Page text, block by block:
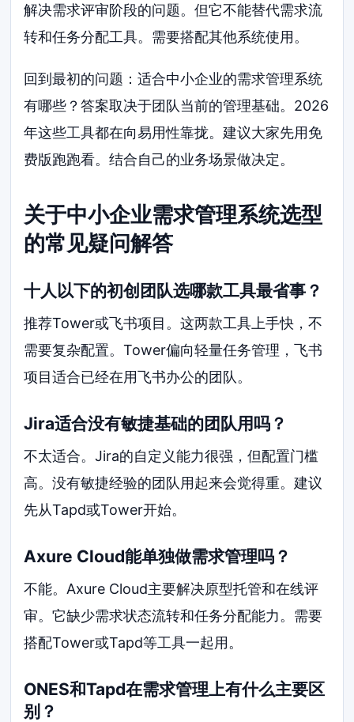
解决需求评审阶段的问题。但它不能替代需求流
转和任务分配工具。需要搭配其他系统使用。
回到最初的问题：适合中小企业的需求管理系统
有哪些？答案取决于团队当前的管理基础。2026
年这些工具都在向易用性靠拢。建议大家先用免
费版跑跑看。结合自己的业务场景做决定。
关于中小企业需求管理系统选型
的常见疑问解答
十人以下的初创团队选哪款工具最省事？
推荐Tower或飞书项目。这两款工具上手快，不
需要复杂配置。Tower偏向轻量任务管理，飞书
项目适合已经在用飞书办公的团队。
Jira适合没有敏捷基础的团队用吗？
不太适合。Jira的自定义能力很强，但配置门槛
高。没有敏捷经验的团队用起来会觉得重。建议
先从Tapd或Tower开始。
Axure Cloud能单独做需求管理吗？
不能。Axure Cloud主要解决原型托管和在线评
审。它缺少需求状态流转和任务分配能力。需要
搭配Tower或Tapd等工具一起用。
ONES和Tapd在需求管理上有什么主要区
别？